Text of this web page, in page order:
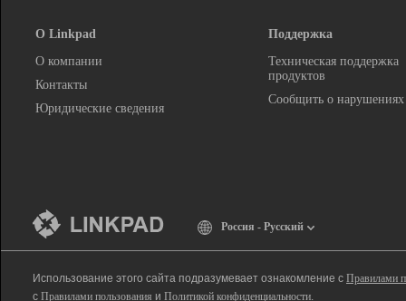
О Linkpad
О компании
Контакты
Юридические сведения
Поддержка
Техническая поддержка
продуктов
Сообщить о нарушениях
Россия - Русский
Использование этого сайта подразумевает ознакомление с Правилами
с Правилами пользования и Политикой конфиденциальности.